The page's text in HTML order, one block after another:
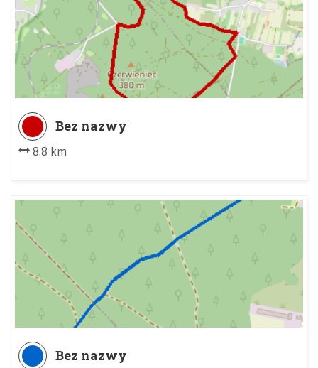
Bez nazwy
8.8 km
Bez nazwy